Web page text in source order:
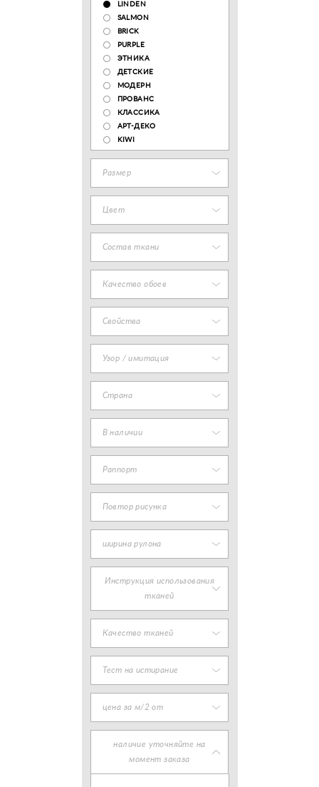
LINDEN
SALMON
BRICK
PURPLE
ЭТНИКА
ДЕТСКИЕ
МОДЕРН
ПРОВАНС
КЛАССИКА
АРТ-ДЕКО
KIWI
Размер
Цвет
Состав ткани
Качество обоев
Свойства
Узор / имитация
Страна
В наличии
Раппорт
Повтор рисунка
ширина рулона
Инструкция использования
тканей
Качество тканей
Тест на истирание
цена за м/2 от
наличие уточняйте на
момент заказа